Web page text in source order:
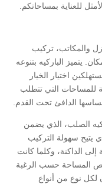
للعناية بمساحاتكم.
والمكاتب، تركيب
يتميز الباركيه بتنوعه
اختيار الخيار
للمساحات التي تتطلب
الدافئ تحت القدم.
الصلب، الذي يضمن
يتيح سهولة التركيب
إلى الداكنة، وكلما كانت
المساحة حسب الرغبة
نوع من أنواع